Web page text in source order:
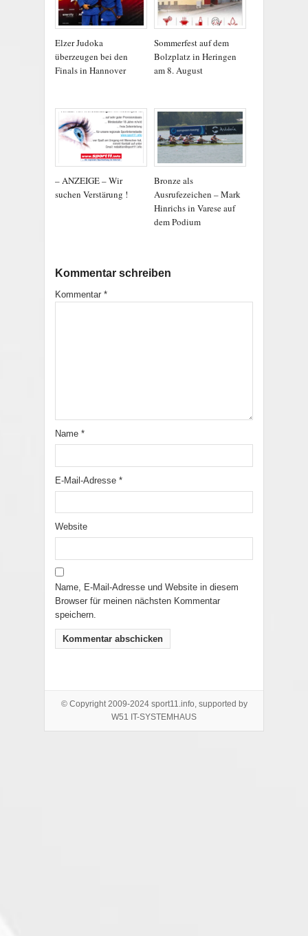
Elzer Judoka
überzeugen bei den
Finals in Hannover
Sommerfest auf dem
Bolzplatz in Heringen
am 8. August
– ANZEIGE – Wir
suchen Verstärung !
Bronze als
Ausrufezeichen – Mark
Hinrichs in Varese auf
dem Podium
Kommentar schreiben
Kommentar *
Name *
E-Mail-Adresse *
Website
Name, E-Mail-Adresse und Website in diesem
Browser für meinen nächsten Kommentar
speichern.
© Copyright 2009-2024 sport11.info, supported by
W51 IT-SYSTEMHAUS